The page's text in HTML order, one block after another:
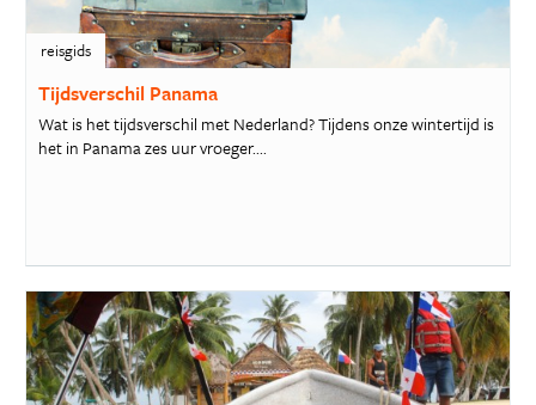
reisgids
Tijdsverschil Panama
Wat is het tijdsverschil met Nederland? Tijdens onze wintertijd is
het in Panama zes uur vroeger....